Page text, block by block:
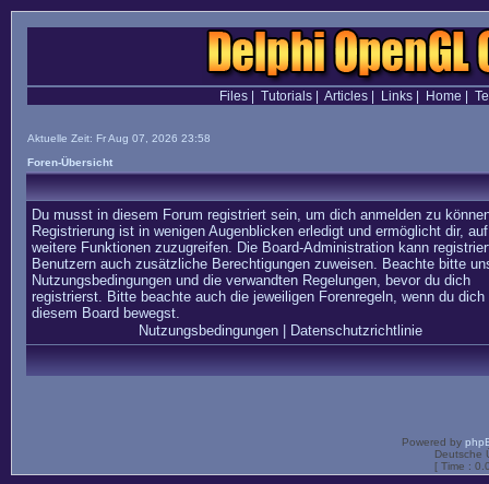
Files| Tutorials| Articles| Links| Home
Aktuelle Zeit: Fr Aug 07, 2026 23:58
Foren-Übersicht
Du musst in diesem Forum registriert sein, um dich anmelden zu
Registrierung ist in wenigen Augenblicken erledigt und ermöglicht dir, auf
weitere Funktionen zuzugreifen. Die Board-Administration kann
Benutzern auch zusätzliche Berechtigungen zuweisen. Beachte bitte
Nutzungsbedingungen und die verwandten Regelungen, bevor du dich
registrierst. Bitte beachte auch die jeweiligen Forenregeln, wenn du dich
diesem Board bewegst.
Nutzungsbedingungen| Datenschutzrichtlinie
Powered by
Deutsche
[ Time :